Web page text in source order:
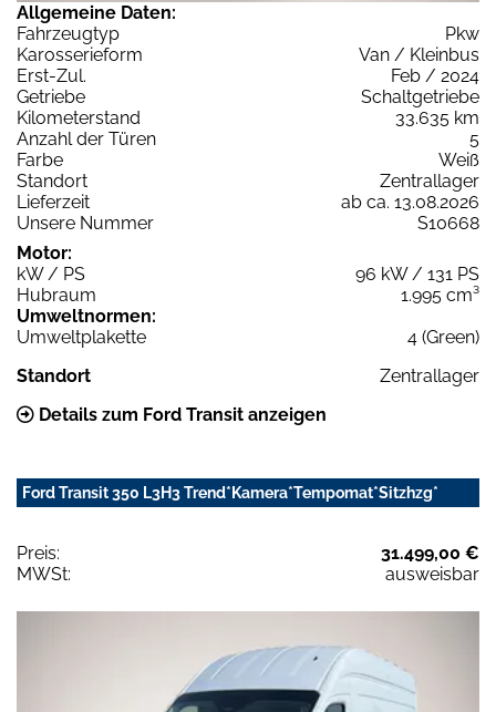
Allgemeine Daten:
Fahrzeugtyp
Pkw
Karosserieform
Van / Kleinbus
Erst-Zul.
Feb / 2024
Getriebe
Schaltgetriebe
Kilometerstand
33.635 km
Anzahl der Türen
5
Farbe
Weiß
Standort
Zentrallager
Lieferzeit
ab ca. 13.08.2026
Unsere Nummer
S10668
Motor:
kW / PS
96 kW / 131 PS
Hubraum
1.995 cm³
Umweltnormen:
Umweltplakette
4 (Green)
Standort
Zentrallager
Details zum Ford Transit anzeigen
Ford Transit 350 L3H3 Trend*Kamera*Tempomat*Sitzhzg*
Preis:
31.499,00 €
MWSt:
ausweisbar